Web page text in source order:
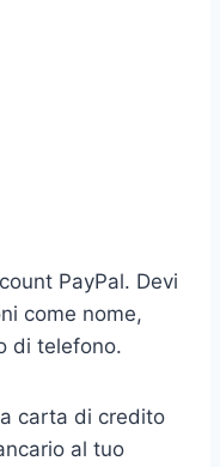
PayPal. Devi
come nome,
di telefono.
carta di credito
al tuo